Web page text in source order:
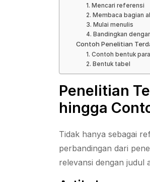
1. Mencari referensi
2. Membaca bagian
3. Mulai menulis
4. Bandingkan
Contoh Penelitian
1. Contoh bentuk
2. Bentuk tabel
Penelitian
hingga
Tidak hanya sebagai
perbandingan dari
relevansi dengan